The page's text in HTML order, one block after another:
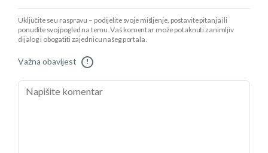
Uključite se u raspravu – podijelite svoje mišljenje, postavite pitanja ili
ponudite svoj pogled na temu. Vaš komentar može potaknuti zanimljiv
dijalog i obogatiti zajednicu našeg portala.
Važna obavijest !